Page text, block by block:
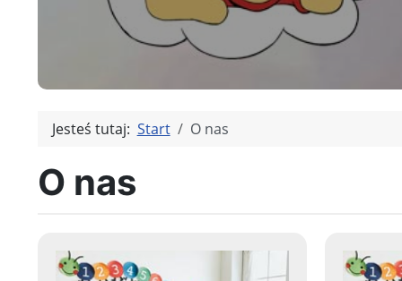
Jesteś tutaj: Start O nas
O nas